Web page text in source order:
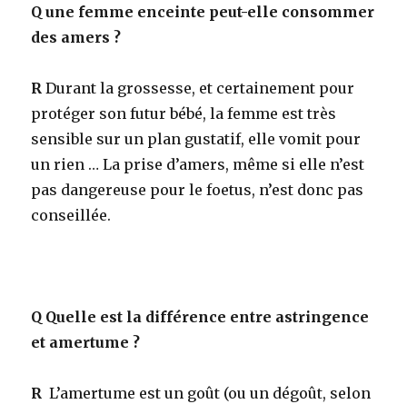
Qune femme enceinte peut-elle consommer
des amers ?
R Durant la grossesse, et certainement pour
protéger son futur bébé, la femme est très
sensible sur un plan gustatif, elle vomit pour
un rien … La prise d’amers, même si elle n’est
pas dangereuse pour le foetus, n’est donc pas
conseillée.
Q Quelle est la différence entre astringence
et amertume ?
R L’amertume est un goût (ou un dégoût, selon